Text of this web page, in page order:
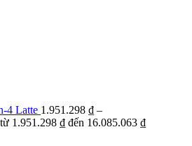
4 Latte 1.951.298 ₫ –
1.951.298 ₫ đến 16.085.063 ₫